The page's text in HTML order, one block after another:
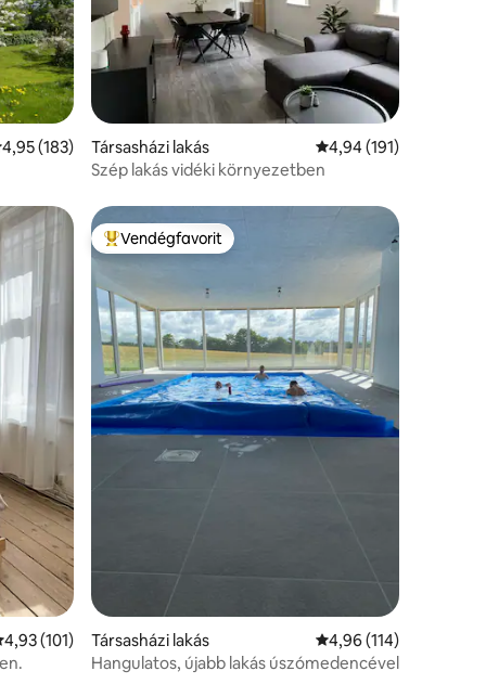
értékelés: 5/4,95, 183 vélemény
4,95 (183)
Társasházi lakás Átlagos értékelés: 5/
4,94 (191)
Szép lakás vidéki környezetben
értékelés: 5/4,93, 101 vélemény
4,93 (101)
Kiemelt vendégfavorit
Vendégfavorit
Társasházi lakás Átlagos értékelés: 5/
4,96 (114)
Hangulatos, újabb lakás úszómedencével